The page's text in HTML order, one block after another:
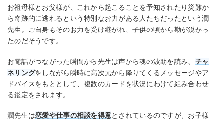
お祖母様とお父様が、これから起こることを予知されたり災難か
ら奇跡的に逃れるという特別なお力がある人たちだったという潤
先生。ご自身もそのお力を受け継がれ、子供の頃から勘が鋭かっ
たのだそうです。
お電話がつながった瞬間から先生は声から魂の波動を読み、 チャ
ネリングをしながら瞬時に高次元から降りてくるメッセージやア
ドバイスをもととして、複数のカードを状況にわけて組み合わせ
る鑑定をされます。
潤先生は恋愛や仕事の相談を得意とされているのですが、お子様